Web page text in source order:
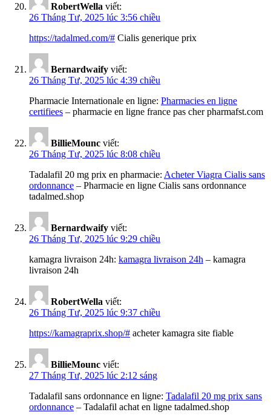
RobertWella viết:
26 Tháng Tư, 2025 lúc 3:56 chiều
https://tadalmed.com/# Cialis generique prix
Bernardwaify viết:
26 Tháng Tư, 2025 lúc 4:39 chiều
Pharmacie Internationale en ligne: Pharmacies en ligne
certifiees – pharmacie en ligne france pas cher pharmafst.com
BillieMounc viết:
26 Tháng Tư, 2025 lúc 8:08 chiều
Tadalafil 20 mg prix en pharmacie: Acheter Viagra Cialis sans
ordonnance – Pharmacie en ligne Cialis sans ordonnance
tadalmed.shop
Bernardwaify viết:
26 Tháng Tư, 2025 lúc 9:29 chiều
kamagra livraison 24h: kamagra livraison 24h – kamagra
livraison 24h
RobertWella viết:
26 Tháng Tư, 2025 lúc 9:37 chiều
https://kamagraprix.shop/# acheter kamagra site fiable
BillieMounc viết:
27 Tháng Tư, 2025 lúc 2:12 sáng
Tadalafil sans ordonnance en ligne: Tadalafil 20 mg prix sans
ordonnance – Tadalafil achat en ligne tadalmed.shop